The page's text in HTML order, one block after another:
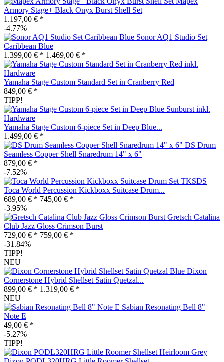
Armory Stage+ Black Onyx Burst Shell Set
1.197,00 € *
-4.77%
Sonor AQ1 Studio Set
Caribbean Blue
1.399,00 € * 1.469,00 € *
Yamaha Stage Custom Standard Set in Cranberry Red
849,00 € *
TIPP!
Yamaha Stage Custom 6-piece Set in Deep Blue...
1.499,00 € *
DS Drum
Seamless Copper Shell Snaredrum 14" x 6"
879,00 € *
-7.52%
Toca World Percussion Kickboxx Suitcase Drum...
689,00 € * 745,00 € *
-3.95%
Gretsch Catalina
Club Jazz Gloss Crimson Burst
729,00 € * 759,00 € *
-31.84%
TIPP!
NEU
Dixon
Cornerstone Hybrid Shellset Satin Quetzal...
899,00 € * 1.319,00 € *
NEU
Sabian Resonating Bell 8"
Note E
49,00 € *
-5.27%
TIPP!